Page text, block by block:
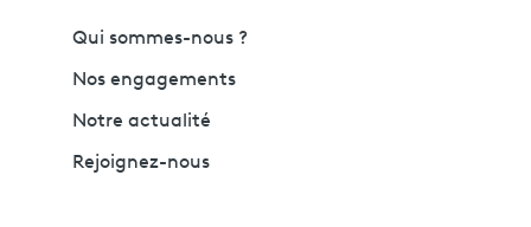
Qui sommes-nous ?
Nos engagements
Notre actualité
Rejoignez-nous